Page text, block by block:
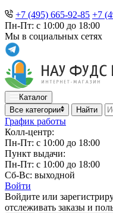
+7 (495) 665-92-85 +7
Пн-Пт: с 10:00 до 18:00
Мы в социальных сетях
Каталог
Все категории
Найти
График работы
Колл-центр:
Пн-Пт: с 10:00 до 18:00
Пункт выдачи:
Пн-Пт: с 10:00 до 18:00
Сб-Вс: выходной
Войти
Войдите или
отслеживать заказы и